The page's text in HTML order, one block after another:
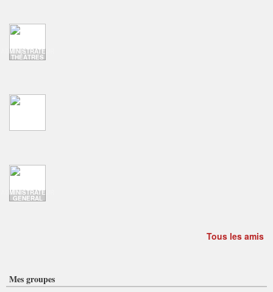
ADMINISTRATEUR
THÉÂTRES
ADMINISTRATEUR
GENERAL
Tous les amis
Mes groupes